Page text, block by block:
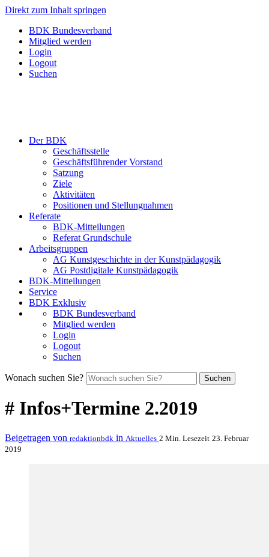
Direkt zum Inhalt springen
BDK Bundesverband
Mitglied werden
Login
Logout
Suchen
Der BDK
Geschäftsstelle
Geschäftsführender Vorstand
Satzung
Ziele
Aktivitäten
Positionen und Stellungnahmen
Referate
BDK-Mitteilungen
Referat Grundschule
Arbeitsgruppen
AG Kunstgeschichte in der Kunstpädagogik
AG Postdigitale Kunstpädagogik
BDK-Mitteilungen
Service
BDK Exklusiv
BDK Bundesverband
Mitglied werden
Login
Logout
Suchen
Wonach suchen Sie? Suchen
# Infos+Termine 2.2019
Beigetragen von redaktionbdk in Aktuelles 2 Min. Lesezeit 23. Februar
2019